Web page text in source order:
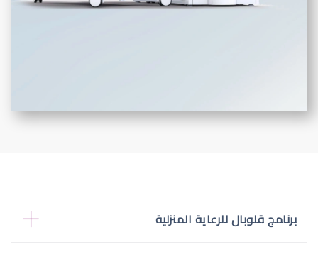
برنامج قلوبال للرعاية المنزلية